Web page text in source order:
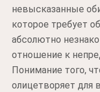
невысказанные
которое требует
абсолютно
отношение к
Понимание того,
олицетворяет для